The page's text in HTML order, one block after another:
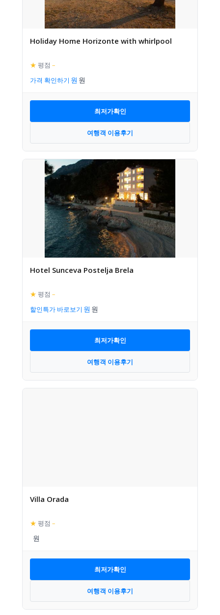
Holiday Home Horizonte with whirlpool
★ 평점 –
가격 확인하기
최저가확인
여행객 이용후기
Hotel Sunceva Postelja Brela
★ 평점 –
할인특가 바로보기
최저가확인
여행객 이용후기
Villa Orada
★ 평점 –
최저가확인
여행객 이용후기